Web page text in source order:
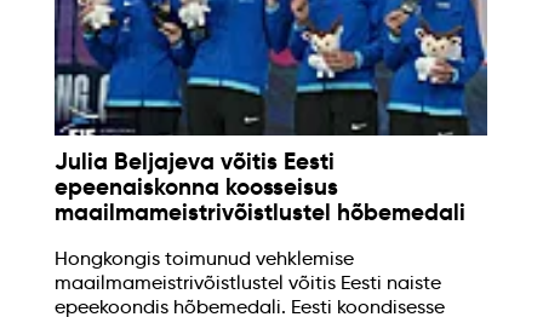
Julia Beljajeva võitis Eesti
epeenaiskonna koosseisus
maailmameistrivõistlustel hõbemedali
Hongkongis toimunud vehklemise
maailmameistrivõistlustel võitis Eesti naiste
epeekoondis hõbemedali. Eesti koondisesse